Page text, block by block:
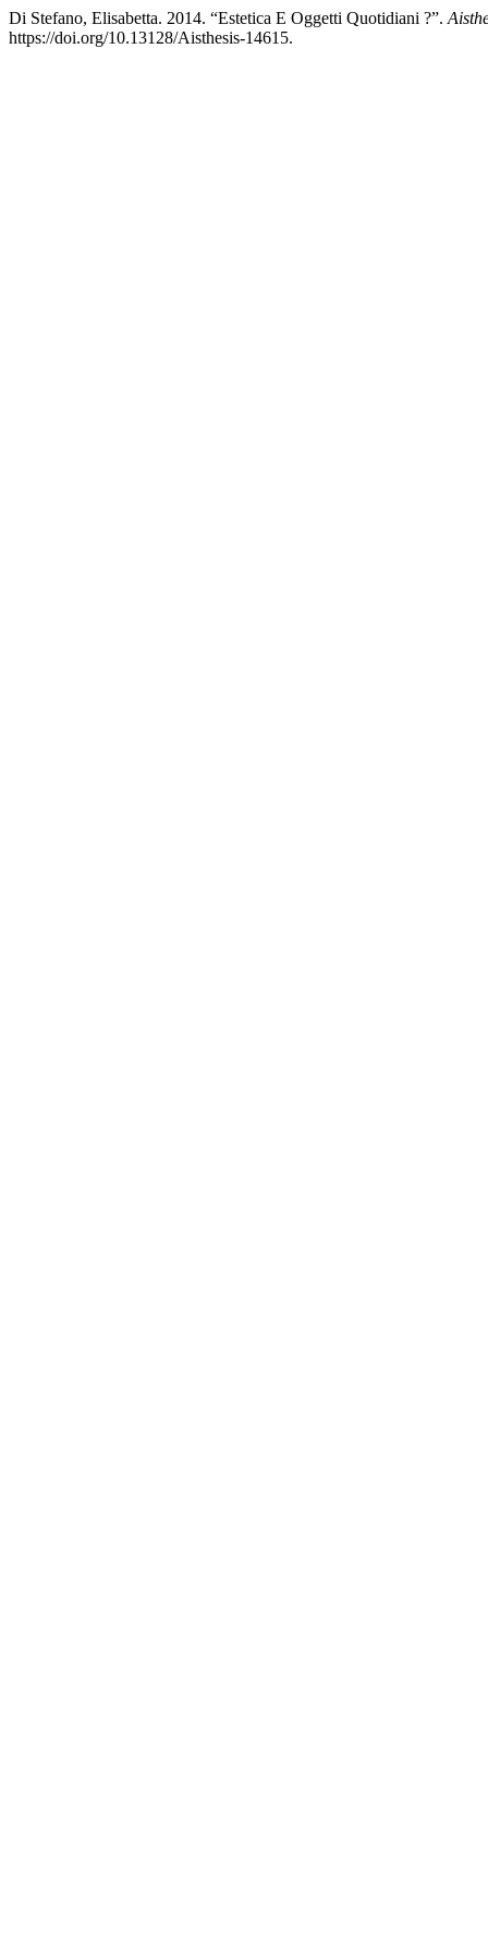
Di Stefano, Elisabetta. 2014. “Estetica E Oggetti Quotidiani ?”.
https://doi.org/10.13128/Aisthesis-14615.